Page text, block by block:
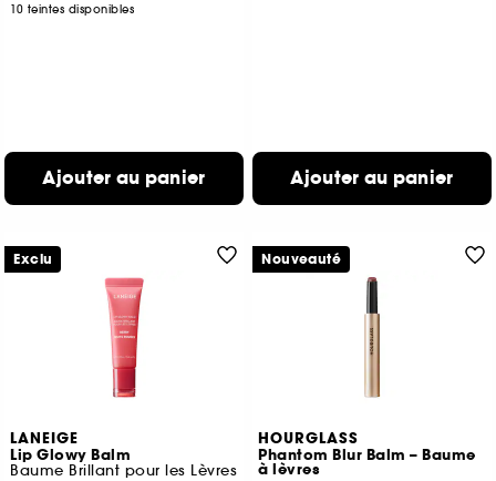
10 teintes disponibles
Ajouter au panier Ajouter au panier
LANEIGE
Lip Glowy Balm
Baume Brillant pour les Lèvres
Exclu
HOURGLASS
Phantom Blur Balm – Baume
à lèvres
Nouveauté